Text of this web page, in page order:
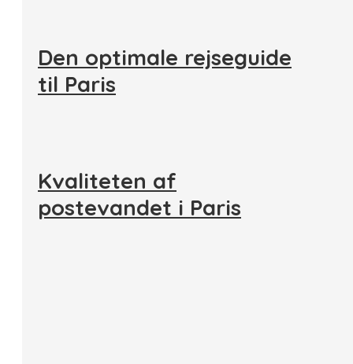
Den optimale rejseguide
til Paris
Kvaliteten af
postevandet i Paris